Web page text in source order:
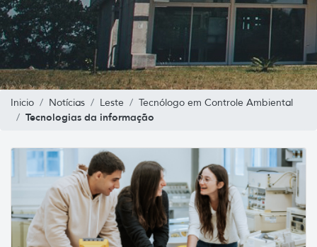
Inicio Notícias Leste Tecnólogo em Controle Ambiental
Tecnologias da informação